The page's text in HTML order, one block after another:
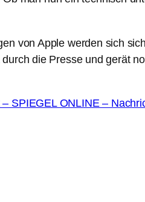
von Apple werden sich
die Presse und gerät
SPIEGEL ONLINE –